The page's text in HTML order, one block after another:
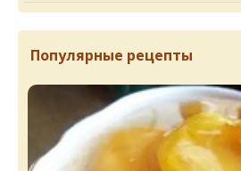
Популярные рецепты